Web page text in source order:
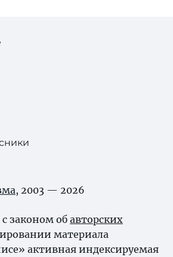
, 2003 — 2026
законом об авторских
материала
активная индексируемая